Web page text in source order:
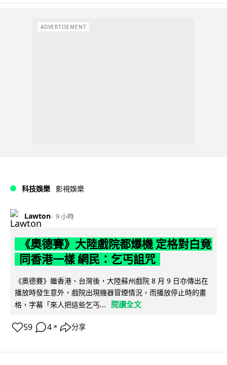
ADVERTISEMENT
科技娛樂 影視娛樂
Lawton 9 小時
《奧德賽》大陸戲院都爆機 定格對白竟
同香港一樣 網民：乞丐詛咒
《奧德賽》繼香港、台灣後，大陸蘇州戲院 8 月 9 日亦傳出在
播放時發生意外，戲院出現機器冒煙情況，而播放停止時的畫
格，字幕「來人把這些乞丐...
閱讀全文
59 4 ↗ 分享